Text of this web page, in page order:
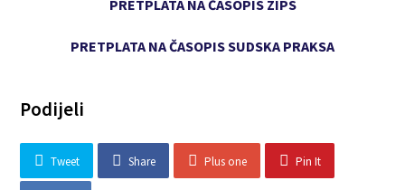
PRETPLATA NA ČASOPIS ZIPS
PRETPLATA NA ČASOPIS SUDSKA PRAKSA
Podijeli
Tweet Share Plus one Pin It